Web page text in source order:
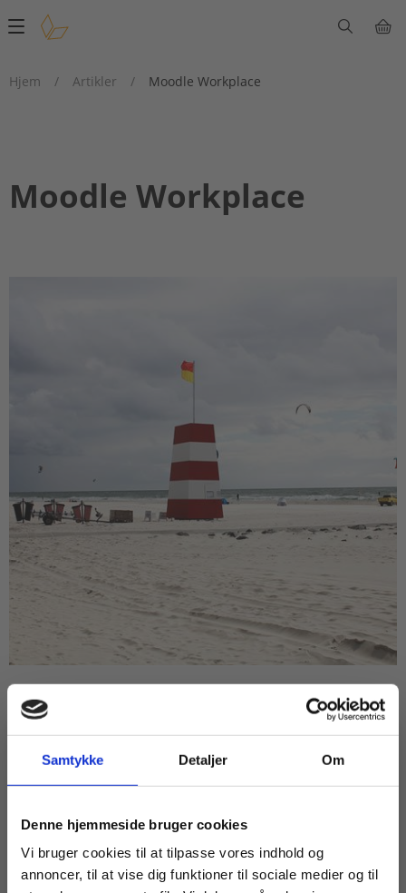
Samtykke Detaljer Om
Denne hjemmeside bruger cookies
Vi bruger cookies til at tilpasse vores indhold og
annoncer, til at vise dig funktioner til sociale medier og til
Main
Hjem
/ Artikler / Moodle Workplace
Moodle Workplace
ARTIKEL
moxis sikrer digitale stranddata:
Tryghed og teknologi går hånd i hånd
MOODLE WORKPLACE
Køb læremidler og find masterclasses mm.
Fortsæt som: